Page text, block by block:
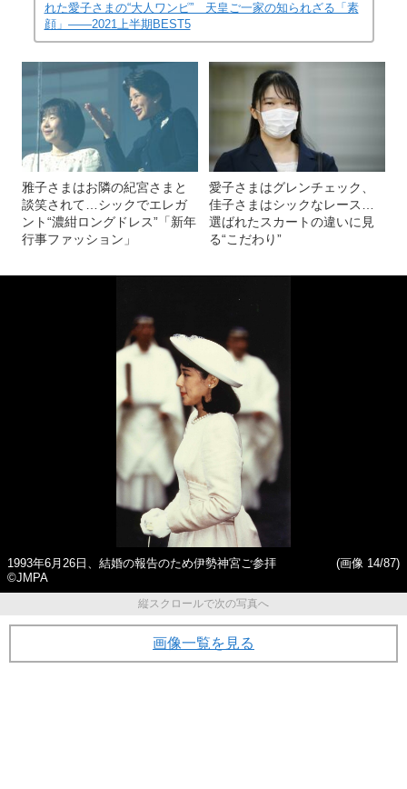
れた愛子さまの“大人ワンピ” 天皇ご一家の知られざる「素
顔」――2021上半期BEST5
雅子さまはお隣の紀宮さまと
談笑されて…シックでエレガ
ント“濃紺ロングドレス”「新年
行事ファッション」
愛子さまはグレンチェック、
佳子さまはシックなレース…
選ばれたスカートの違いに見
る“こだわり”
1993年6月26日、結婚の報告のため伊勢神宮ご参拝
©JMPA
(画像 14/87)
縦スクロールで次の写真へ
画像一覧を見る